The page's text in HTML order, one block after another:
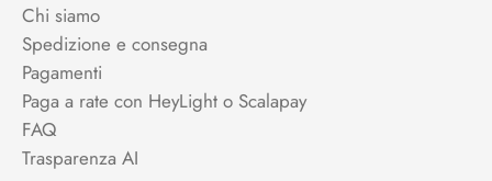
Chi siamo
Spedizione e consegna
Pagamenti
Paga a rate con HeyLight o Scalapay
FAQ
Trasparenza AI